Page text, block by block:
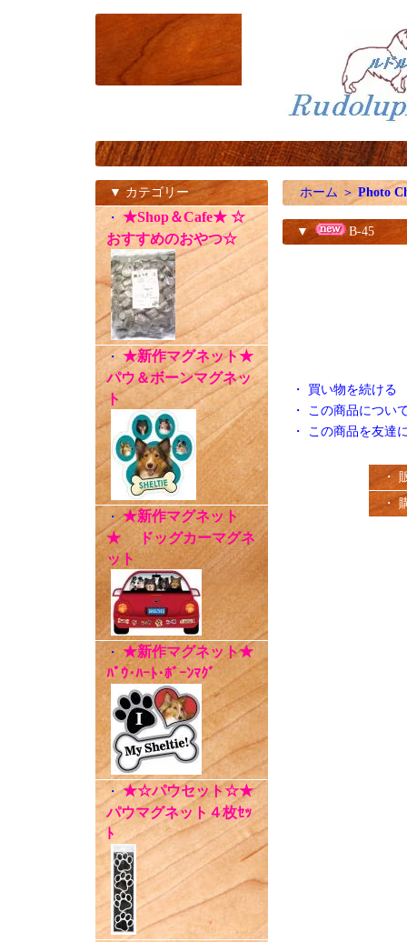
▼ カテゴリー
・ ★Shop＆Cafe★ ☆
おすすめのおやつ☆
・ ★新作マグネット★
パウ＆ボーンマグネッ
ト
・★新作マグネット
★ ドッグカーマグネ
ット
・ ★新作マグネット★
ﾊﾟｳ･ﾊｰﾄ･ﾎﾞｰﾝﾏｸﾞ
・★☆パウセット☆★
パウマグネット４枚ｾｯ
ﾄ
ホーム ＞Photo
▼ B-45
・ 買い物を続ける
・ この商品につい
・ この商品を友達
・
・